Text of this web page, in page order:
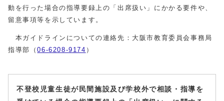
動を行った場合の指導要録上の「出席扱い」にかかる要件や、
留意事項等を示しています。
本ガイドラインについての連絡先：大阪市教育委員会事務局
指導部（06-6208-9174 ）
不登校児童生徒が民間施設及び学校外で相談・指導を